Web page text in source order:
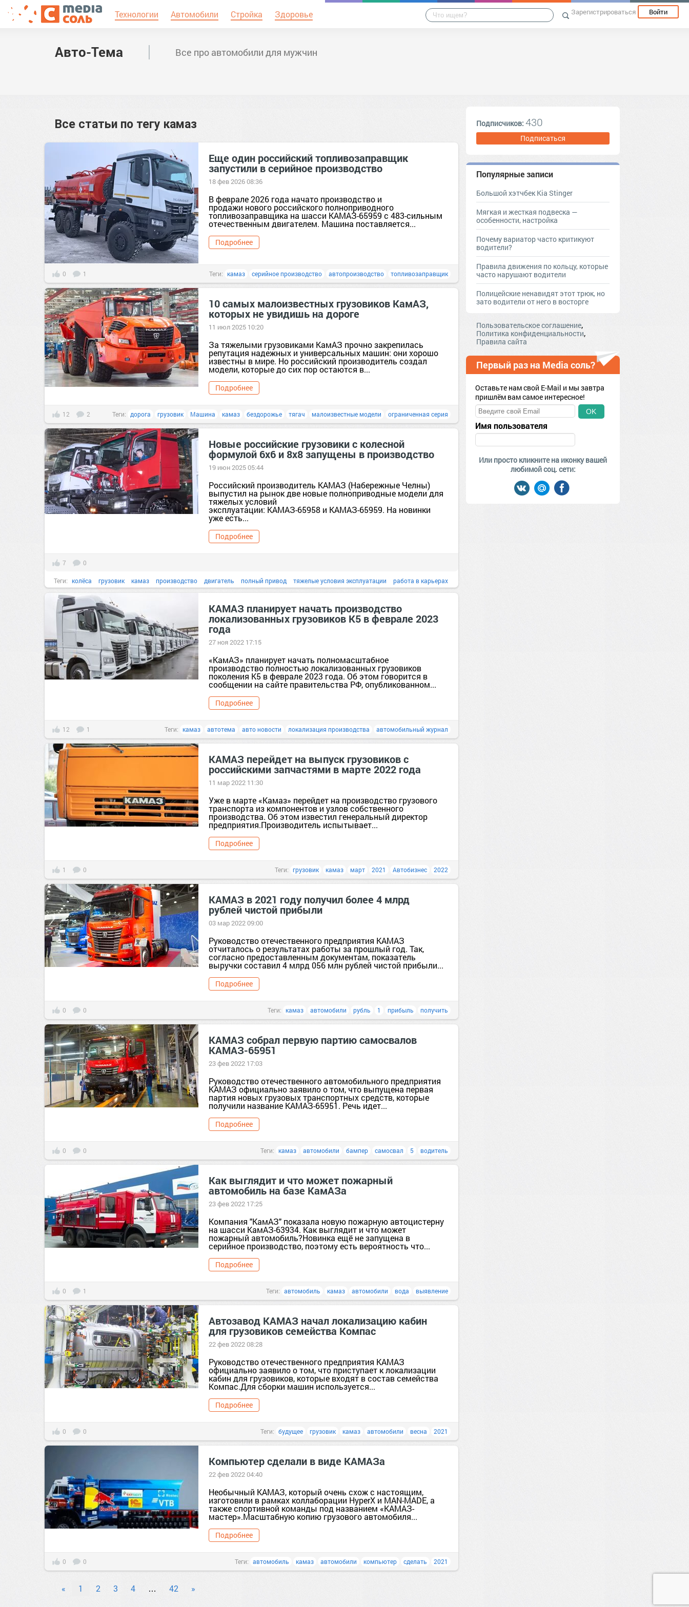
Технологии Автомобили Стройка Здоровье Зарегистрироваться Войти
Авто-Тема Все про автомобили для мужчин
Все статьи по тегу камаз
Еще один российский топливозаправщик
запустили в серийное производство
18 фев 2026 08:36
В феврале 2026 года начато производство и
продажи нового российского полноприводного
топливозаправщика на шасси КАМАЗ-65959 с 483-сильным
отечественным двигателем. Машина поставляется...
Подробнее
0 1 Теги: камаз серийное производство автопроизводство топливозаправщик
10 самых малоизвестных грузовиков КамАЗ,
которых не увидишь на дороге
11 июл 2025 10:20
За тяжелыми грузовиками КамАЗ прочно закрепилась
репутация надежных и универсальных машин: они хорошо
известны в мире. Но российский производитель создал
модели, которые до сих пор остаются в...
Подробнее
12 2 Теги: дорога грузовик Машина камаз бездорожье тягач малоизвестные модели ограниченная серия
Новые российские грузовики с колесной
формулой 6х6 и 8х8 запущены в производство
19 июн 2025 05:44
Российский производитель КАМАЗ (Набережные Челны)
выпустил на рынок две новые полноприводные модели для
тяжелых условий
эксплуатации: КАМАЗ-65958 и КАМАЗ-65959. На новинки
уже есть...
Подробнее
7 0
Теги: колёса грузовик камаз производство двигатель полный привод тяжелые условия эксплуатации работа в карьерах
КАМАЗ планирует начать производство
локализованных грузовиков К5 в феврале 2023
года
27 ноя 2022 17:15
«КамАЗ» планирует начать полномасштабное
производство полностью локализованных грузовиков
поколения К5 в феврале 2023 года. Об этом говорится в
сообщении на сайте правительства РФ, опубликованном...
Подробнее
12 1 Теги: камаз автотема авто новости локализация производства автомобильный журнал
КАМАЗ перейдет на выпуск грузовиков с
российскими запчастями в марте 2022 года
11 мар 2022 11:30
Уже в марте «Камаз» перейдет на производство грузового
транспорта из компонентов и узлов собственного
производства. Об этом известил генеральный директор
предприятия.Производитель испытывает...
Подробнее
1 0 Теги: грузовик камаз март 2021 Автобизнес 2022
КАМАЗ в 2021 году получил более 4 млрд
рублей чистой прибыли
03 мар 2022 09:00
Руководство отечественного предприятия КАМАЗ
отчиталось о результатах работы за прошлый год. Так,
согласно предоставленным документам, показатель
выручки составил 4 млрд 056 млн рублей чистой прибыли...
Подробнее
0 0 Теги: камаз автомобили рубль 1 прибыль получить
КАМАЗ собрал первую партию самосвалов
КАМАЗ-65951
23 фев 2022 17:03
Руководство отечественного автомобильного предприятия
КАМАЗ официально заявило о том, что выпущена первая
партия новых грузовых транспортных средств, которые
получили название КАМАЗ-65951. Речь идет...
Подробнее
0 0 Теги: камаз автомобили бампер самосвал 5 водитель
Как выглядит и что может пожарный
автомобиль на базе КамАЗа
23 фев 2022 17:25
Компания "КамАЗ" показала новую пожарную автоцистерну
на шасси КамАЗ-63934. Как выглядит и что может
пожарный автомобиль?Новинка ещё не запущена в
серийное производство, поэтому есть вероятность что...
Подробнее
0 1 Теги: автомобиль камаз автомобили вода выявление
Автозавод КАМАЗ начал локализацию кабин
для грузовиков семейства Компас
22 фев 2022 08:28
Руководство отечественного предприятия КАМАЗ
официально заявило о том, что приступает к локализации
кабин для грузовиков, которые входят в состав семейства
Компас.Для сборки машин используется...
Подробнее
0 0 Теги: будущее грузовик камаз автомобили весна 2021
Компьютер сделали в виде КАМАЗа
22 фев 2022 04:40
Необычный КАМАЗ, который очень схож с настоящим,
изготовили в рамках коллаборации HyperX и MAN-MADE, а
также спортивной команды под названием «КАМАЗ-
мастер».Масштабную копию грузового автомобиля...
Подробнее
0 0 Теги: автомобиль камаз автомобили компьютер сделать 2021
« 1 2 3 4 … 42 »
Подписчиков: 430
Подписаться
Популярные записи
Большой хэтчбек Kia Stinger
Мягкая и жесткая подвеска —
особенности, настройка
Почему вариатор часто критикуют
водители?
Правила движения по кольцу, которые
часто нарушают водители
Полицейские ненавидят этот трюк, но
зато водители от него в восторге
Пользовательское соглашение,
Политика конфиденциальности,
Правила сайта
Первый раз на Media соль?
Оставьте нам свой E-Mail и мы завтра
пришлём вам самое интересное!
OK
Имя пользователя
Или просто кликните на иконку вашей
любимой соц. сети: